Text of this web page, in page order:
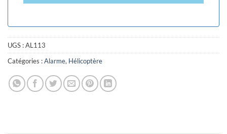
UGS :AL113
Catégories :Alarme, Hélicoptère